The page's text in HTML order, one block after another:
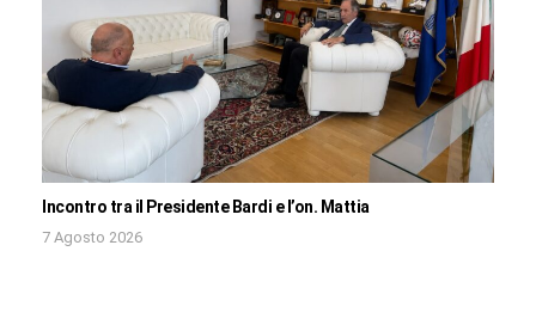
Incontro tra il Presidente Bardi e l’on. Mattia
7 Agosto 2026